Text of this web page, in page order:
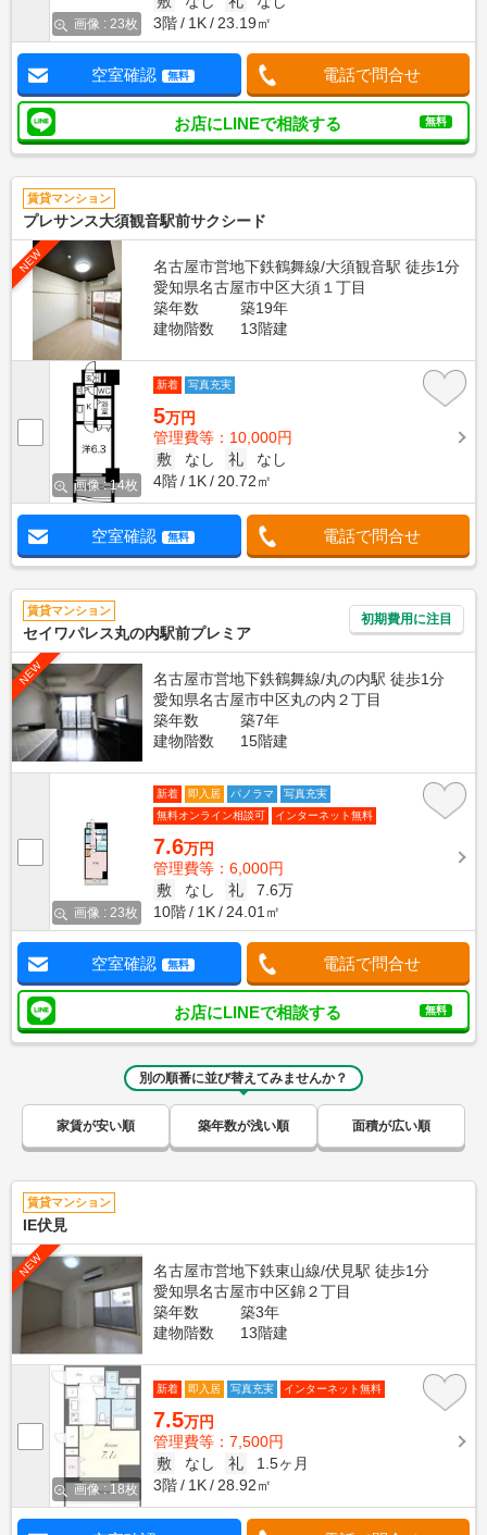
画像 : 23枚
3階
1K 23.19㎡
空室確認 無料 電話で問合せ
お店にLINEで相談する 無料
賃貸マンション
プレサンス大須観音駅前サクシード
NEW
名古屋市営地下鉄鶴舞線/大須観音駅 徒歩1分
愛知県名古屋市中区大須１丁目
築年数
築19年
建物階数
13階建
画像 : 14枚
新着 写真充実
5万円
管理費等：10,000円
敷
なし 礼
なし
4階
1K 20.72㎡
空室確認 無料 電話で問合せ
賃貸マンション
セイワパレス丸の内駅前プレミア
初期費用に注目
NEW
名古屋市営地下鉄鶴舞線/丸の内駅 徒歩1分
愛知県名古屋市中区丸の内２丁目
築年数
築7年
建物階数
15階建
画像 : 23枚
新着 即入居 パノラマ
写真充実
無料オンライン相談可
インターネット無料
7.6万円
管理費等：6,000円
敷
なし 礼
7.6万
10階
1K 24.01㎡
空室確認 無料 電話で問合せ
お店にLINEで相談する 無料
別の順番に並び替えてみませんか？
家賃が安い順 築年数が浅い順 面積が広い順
賃貸マンション
IE伏見
NEW
名古屋市営地下鉄東山線/伏見駅 徒歩1分
愛知県名古屋市中区錦２丁目
築年数
築3年
建物階数
13階建
画像 : 18枚
新着 即入居 写真充実 インターネット無料
7.5万円
管理費等：7,500円
敷
なし 礼
1.5ヶ月
3階
1K 28.92㎡